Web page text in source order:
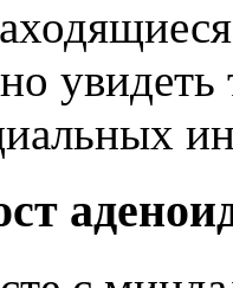
увидеть